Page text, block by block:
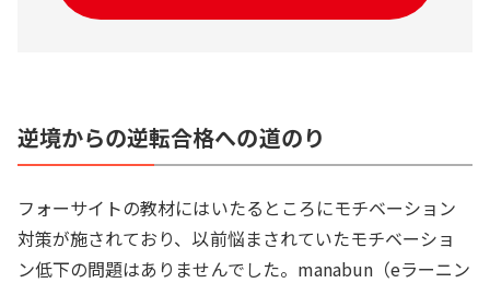
逆境からの逆転合格への道のり
フォーサイトの教材にはいたるところにモチベーション
対策が施されており、以前悩まされていたモチベーショ
ン低下の問題はありませんでした。manabun（eラーニン